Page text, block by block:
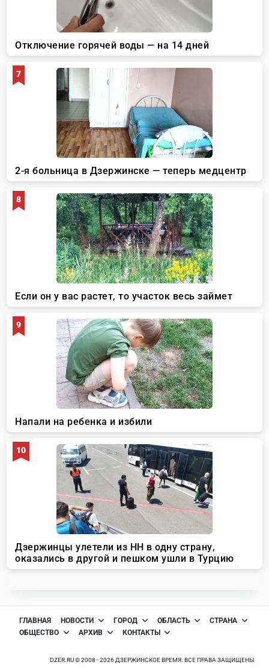
ГЛАВНАЯ НОВОСТИ ГОРОД ОБЛАСТЬ
СТРАНА
ОБЩЕСТВО
АРХИВ КОНТАКТЫ
DZER.RU © 2008 - 2026 ДЗЕРЖИНСКОЕ ВРЕМЯ. ВСЕ ПРАВА ЗАЩИЩЕНЫ